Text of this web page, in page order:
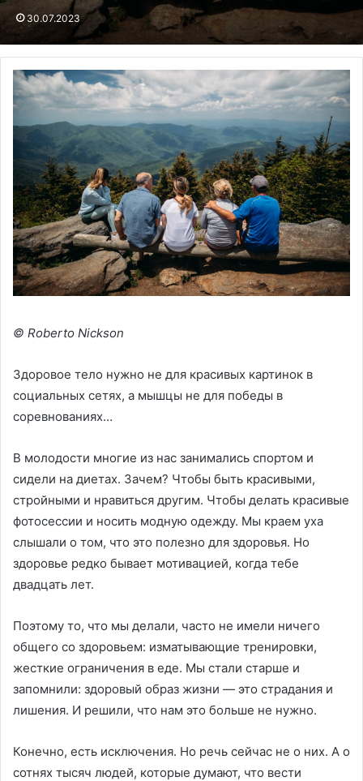
30.07.2023
© Roberto Nickson
Здоровое тело нужно не для красивых картинок в
социальных сетях, а мышцы не для победы в
соревнованиях…
В молодости многие из нас занимались спортом и
сидели на диетах. Зачем? Чтобы быть красивыми,
стройными и нравиться другим. Чтобы делать красивые
фотосессии и носить модную одежду. Мы краем уха
слышали о том, что это полезно для здоровья. Но
здоровье редко бывает мотивацией, когда тебе
двадцать лет.
Поэтому то, что мы делали, часто не имели ничего
общего со здоровьем: изматывающие тренировки,
жесткие ограничения в еде. Мы стали старше и
запомнили: здоровый образ жизни — это страдания и
лишения. И решили, что нам это больше не нужно.
Конечно, есть исключения. Но речь сейчас не о них. А о
сотнях тысяч людей, которые думают, что вести